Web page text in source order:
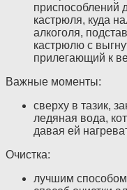
приспособлений
кастрюля, куда
алкоголя,
кастрюлю с
прилегающий к
Важные моменты:
сверху в тазик,
ледяная вода,
давая ей
Очистка:
лучшим способом